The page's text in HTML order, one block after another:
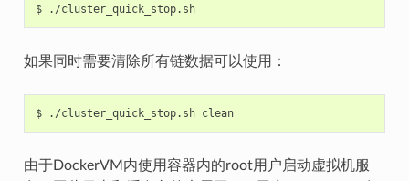
$ ./cluster_quick_stop.sh
如果同时需要清除所有链数据可以使用：
$ ./cluster_quick_stop.sh clean
由于DockerVM内使用容器内的root用户启动虚拟机服